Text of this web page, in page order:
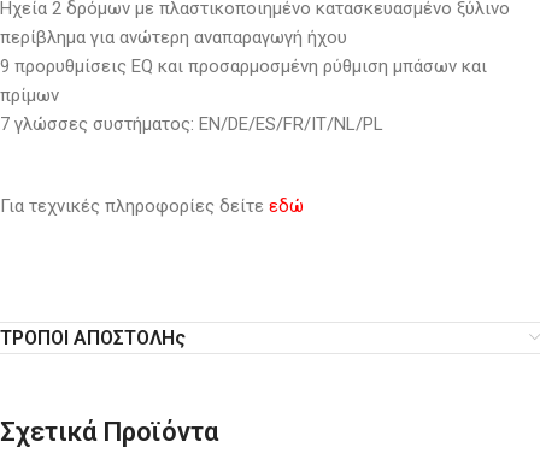
Ηχεία 2 δρόμων με πλαστικοποιημένο κατασκευασμένο ξύλινο
περίβλημα για ανώτερη αναπαραγωγή ήχου
9 προρυθμίσεις EQ και προσαρμοσμένη ρύθμιση μπάσων και
πρίμων
7 γλώσσες συστήματος: EN/DE/ES/FR/IT/NL/PL
Για τεχνικές πληροφορίες δείτε εδώ
ΤΡΟΠΟΙ ΑΠΟΣΤΟΛΗς
Σχετικά Προϊόντα